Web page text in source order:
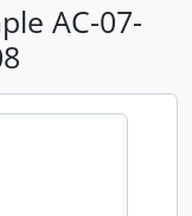
AC-07-